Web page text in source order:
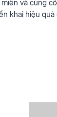
khai hiệu